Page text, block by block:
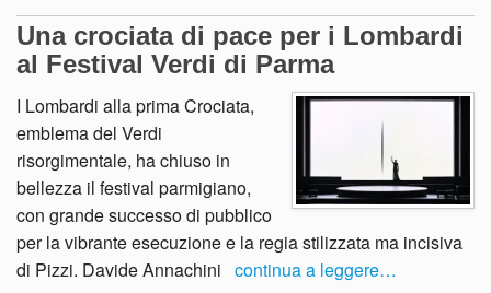
Una crociata di pace per i Lombardi
al Festival Verdi di Parma
I Lombardi alla prima Crociata,
emblema del Verdi
risorgimentale, ha chiuso in
bellezza il festival parmigiano,
con grande successo di pubblico
per la vibrante esecuzione e la regia stilizzata ma incisiva
di Pizzi. Davide Annachini continua a leggere…